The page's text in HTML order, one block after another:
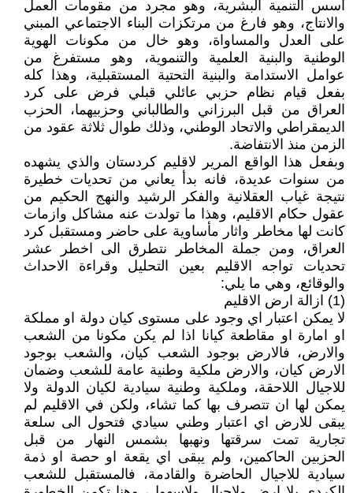
اسس التنمية البشرية، وهو مجرد من مقومات العمل
والانتاج، وهو فارغ من مرتكزات البناء الاجتماعي المبني
على العدل والمساواة، وهو خال من مكونات الهوية
الوطنية والبنية العلمية والتنموية، وهو مستفرغ من
عوامل الاستدامة والبنية التحتية المستقبلية، وهذا كله
بفعل قيام نظام حزبي عائلي قبلي فرض على كرد
العراق من قبل البرزاني والطالباني وحزبيهما، الحزب
الديمقراطي والاتحاد الوطني، وذلك طوال ثلاثة عقود من
الزمن منذ الانتفاضة.
وبفعل هذا الواقع المرير لاقليم كردستان والذي يشهده
من سنوات عديدة، فانه بدأ يعاني من تحديات خطيرة
نتيجة غياب العقلانية والفكر الرشيد والنهج الحكيم من
عقول حكام الاقليم، وهذا ما تولدت عنه مشاكل وازمات
كانت لها مخاطر واثار مأساوية على حاضر ومستقبل كرد
العراق، ومن جملة المخاطر نتطرق الى اخطر عشر
تحديات تواجه الاقليم بعين التحليل وقراءة الاحداث
والوقائع، وهي ما يلي:
(1) ازالة ارض الاقليم
لا يمكن اعتبار اي وجود على مستوى كيان دولة او مملكة
او امارة او مقاطعة كيانا اذا لم يكن مكونا من الشعب
والارض، فالارض بوجود الشعب كيان، والشعب بوجود
الارض كيان، والارض ملكية وطنية عامة للشعب وضمان
للاجيال اللاحقة، وملكية وطنية سيادية لكيان الدولة ولا
يمكن لها ان تتصرف بها كما تشاء، ولكن في الاقليم لم
يبقى للارض اي اعتبار وطني سيادي فتحول الى سلعة
تجارية تمت سرقتها ونهبها بشمس النهار من قبل
الحزبين الحاكمين، ولم يبقى اي يقعة او حصة او ذمة
سيادية للاجيال الحاضرة والقادمة، فالمستقبل للشعب